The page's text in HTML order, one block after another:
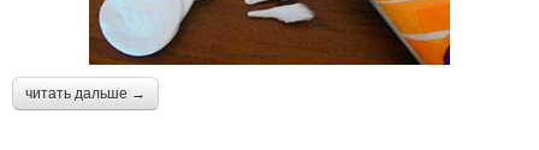
читать дальше →